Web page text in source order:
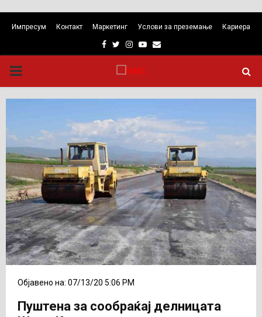
Импресум Контакт Маркетинг Услови за преземање Кариера
Facebook
TwitterInstagram
Youtube
Email
PRIMARY
MENU
Објавено на: 07/13/20 5:06 PM
Пуштена за сообраќај делницата